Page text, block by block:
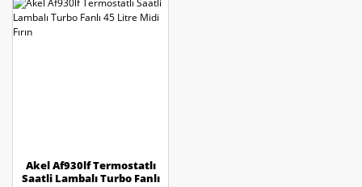
Akel Af930lf Termostatlı
Saatli Lambalı Turbo Fanlı